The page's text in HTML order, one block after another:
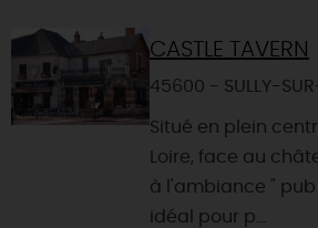
CASTLE TAVERN
45600 - SULLY-
Situé en plein
Loire, face au
à l'ambiance "
idéal pour p...